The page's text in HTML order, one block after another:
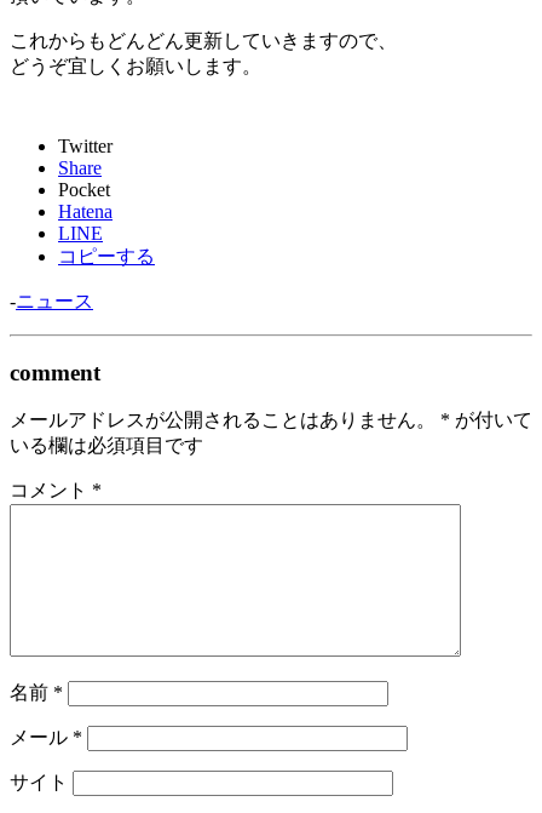
これからもどんどん更新していきますので、
どうぞ宜しくお願いします。
Twitter
Share
Pocket
Hatena
LINE
コピーする
-ニュース
comment
メールアドレスが公開されることはありません。 * が付いて
いる欄は必須項目です
コメント *
名前 *
メール *
サイト